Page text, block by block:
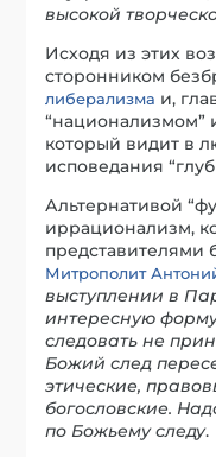
высокой
Исходя из этих
сторонником
либерализма и,
“национализмом”
который видит в
исповедания
Альтернативой
иррационализм,
представителями
Митрополит
выступлении в
интересную
следовать не
Божий след
этические,
богословские.
по Божьему следу.